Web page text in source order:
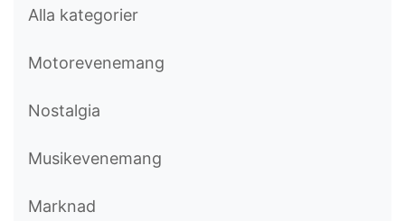
Alla kategorier
Motorevenemang
Nostalgia
Musikevenemang
Marknad